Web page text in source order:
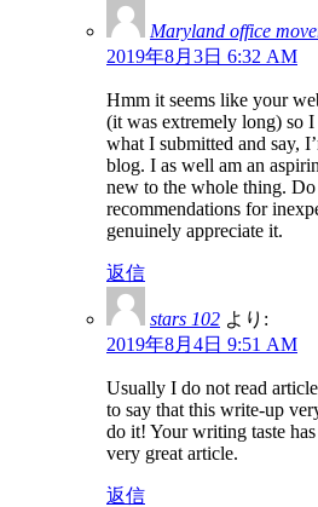
Maryland office
2019年8月3日 6:32 AM
Hmm it seems like your
(it was extremely long) so
what I submitted and say,
blog. I as well am an
new to the whole thing.
recommendations for
genuinely appreciate it.
返信
stars 102 より:
2019年8月4日 9:51 AM
Usually I do not read
to say that this write-up
do it! Your writing taste
very great article.
返信